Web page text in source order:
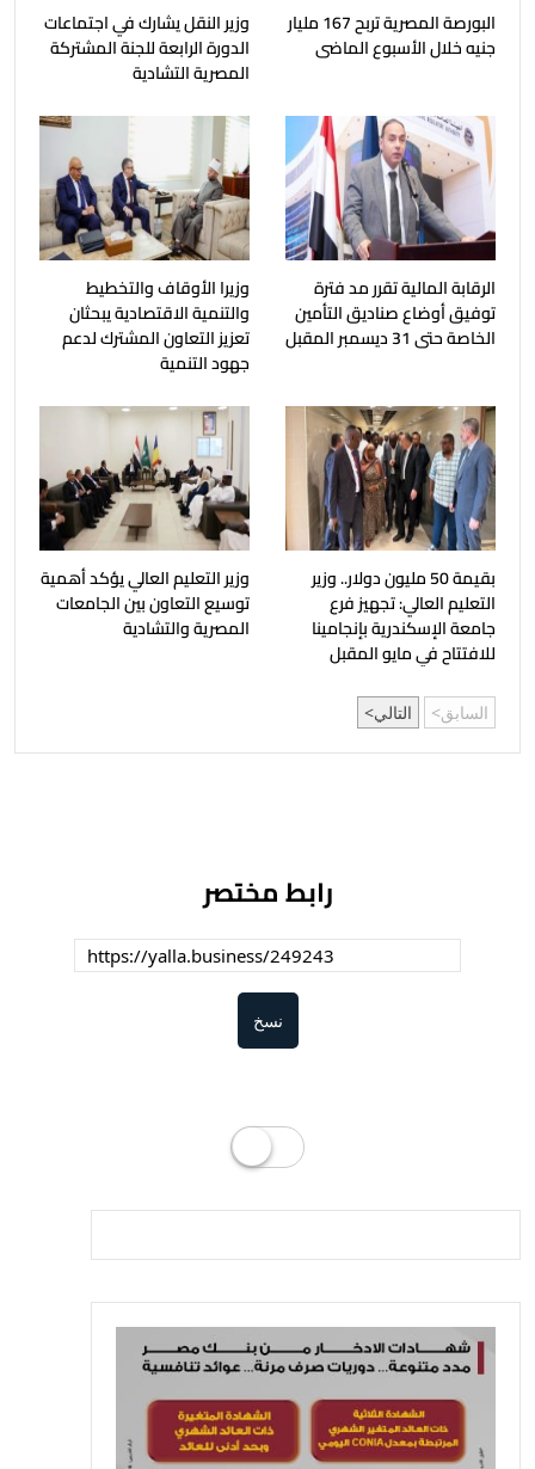
البورصة المصرية تربح 167 مليار
جنيه خلال الأسبوع الماضى
وزير النقل يشارك في اجتماعات
الدورة الرابعة للجنة المشتركة
المصرية التشادية
الرقابة المالية تقرر مد فترة
توفيق أوضاع صناديق التأمين
الخاصة حتى 31 ديسمبر المقبل
وزيرا الأوقاف والتخطيط
والتنمية الاقتصادية يبحثان
تعزيز التعاون المشترك لدعم
جهود التنمية
بقيمة 50 مليون دولار.. وزير
التعليم العالي: تجهيز فرع
جامعة الإسكندرية بإنجامينا
للافتتاح في مايو المقبل
وزير التعليم العالي يؤكد أهمية
توسيع التعاون بين الجامعات
المصرية والتشادية
السابق التالي
رابط مختصر
نسخ